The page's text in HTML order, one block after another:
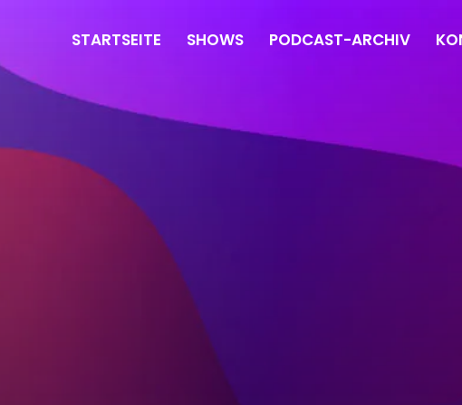
STARTSEITE SHOWS PODCAST-ARCHIV